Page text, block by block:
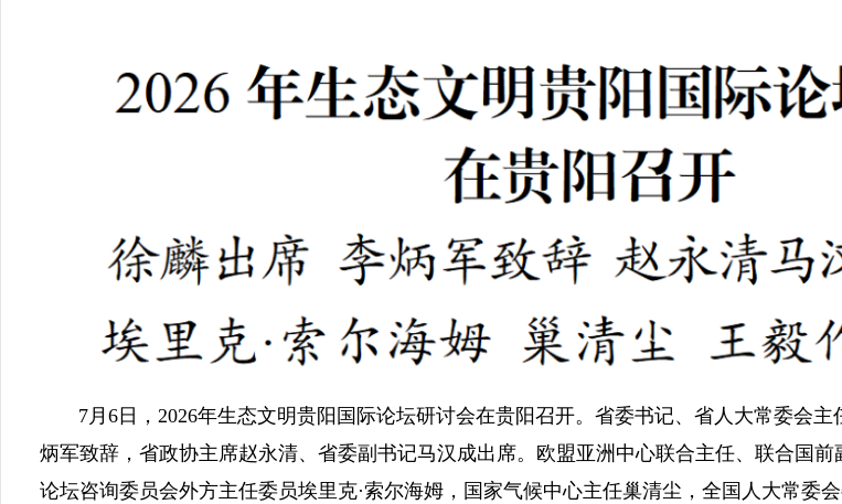
7月6日，2026年生态文明贵阳国际论坛研讨会在贵阳召开。省委书记、省人大常委会主
炳军致辞，省政协主席赵永清、省委副书记马汉成出席。欧盟亚洲中心联合主任、联合国前
论坛咨询委员会外方主任委员埃里克·索尔海姆，国家气候中心主任巢清尘，全国人大常委